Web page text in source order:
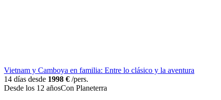
Vietnam y Camboya en familia: Entre lo clásico y la aventura
14 días desde 1998 € /pers.
Desde los 12 añosCon Planeterra